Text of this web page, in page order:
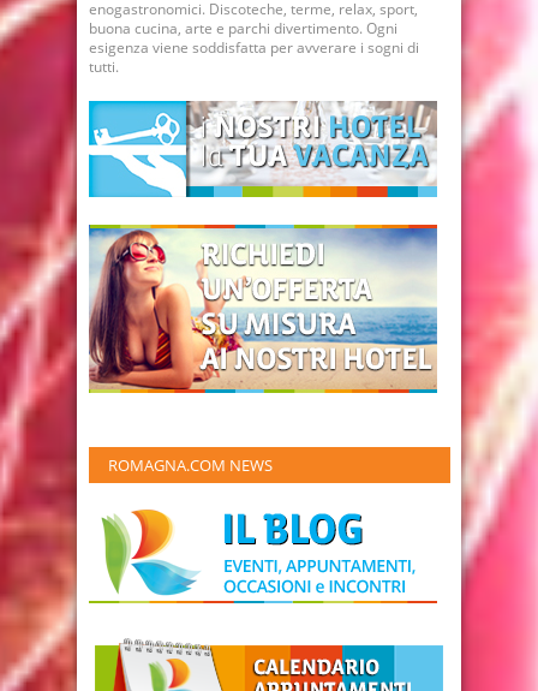
enogastronomici. Discoteche, terme, relax, sport,
buona cucina, arte e parchi divertimento. Ogni
esigenza viene soddisfatta per avverare i sogni di
tutti.
ROMAGNA.COM NEWS